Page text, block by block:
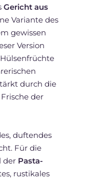
Gericht aus
Variante des
gewissen
Version
durch die
der
duftendes
Für die
der Pasta-
rustikales